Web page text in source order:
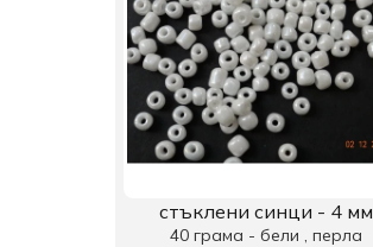
стъклени синци - 4 мм
40 грама - бели , перла